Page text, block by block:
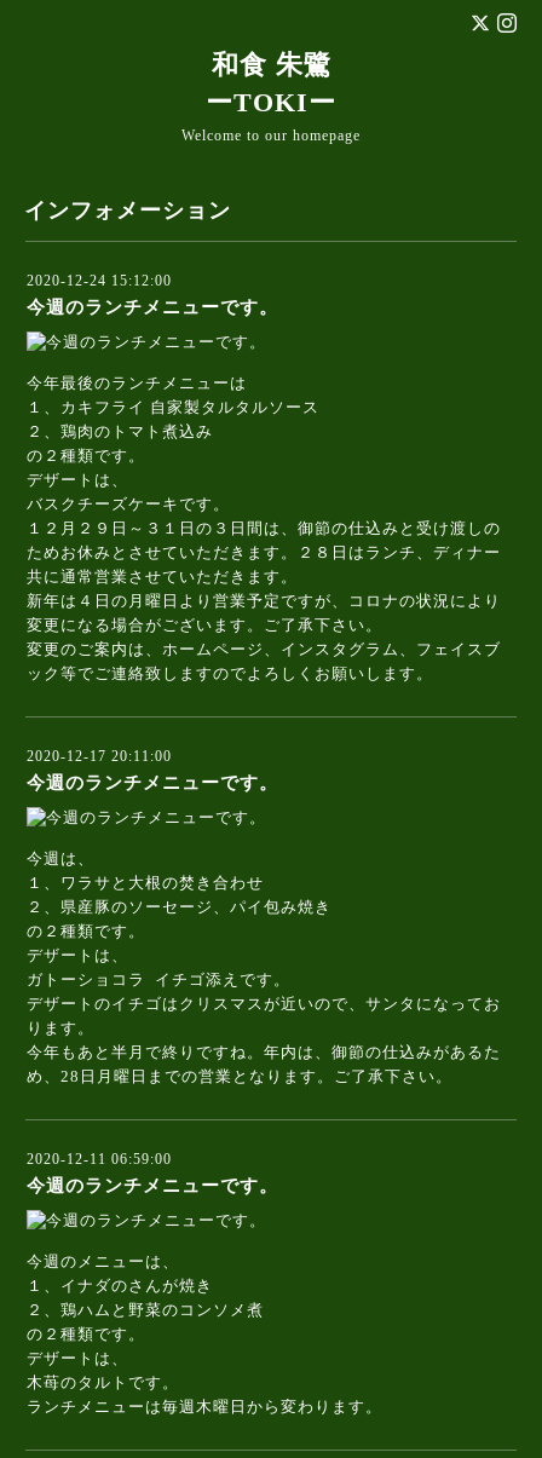
和食 朱鷺
ーTOKIー
Welcome to our homepage
インフォメーション
2020-12-24 15:12:00
今週のランチメニューです。
今年最後のランチメニューは
１、カキフライ 自家製タルタルソース
２、鶏肉のトマト煮込み
の２種類です。
デザートは、
バスクチーズケーキです。
１２月２９日～３１日の３日間は、御節の仕込みと受け渡しの
ためお休みとさせていただきます。２８日はランチ、ディナー
共に通常営業させていただきます。
新年は４日の月曜日より営業予定ですが、コロナの状況により
変更になる場合がございます。ご了承下さい。
変更のご案内は、ホームページ、インスタグラム、フェイスブ
ック等でご連絡致しますのでよろしくお願いします。
2020-12-17 20:11:00
今週のランチメニューです。
今週は、
１、ワラサと大根の焚き合わせ
２、県産豚のソーセージ、パイ包み焼き
の２種類です。
デザートは、
ガトーショコラ イチゴ添えです。
デザートのイチゴはクリスマスが近いので、サンタになってお
ります。
今年もあと半月で終りですね。年内は、御節の仕込みがあるた
め、28日月曜日までの営業となります。ご了承下さい。
2020-12-11 06:59:00
今週のランチメニューです。
今週のメニューは、
１、イナダのさんが焼き
２、鶏ハムと野菜のコンソメ煮
の２種類です。
デザートは、
木苺のタルトです。
ランチメニューは毎週木曜日から変わります。